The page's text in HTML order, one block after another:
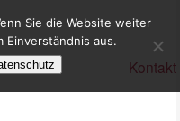
Kontakt
Sie die Website weiter
Einverständnis aus.